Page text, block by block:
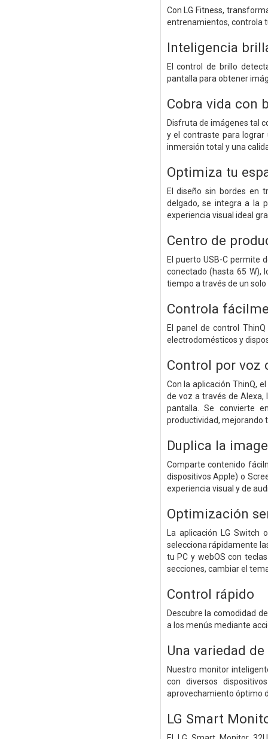
Con LG Fitness,
entrenamientos, controla
Inteligencia
El control de brillo
pantalla para obtener
Cobra vida con
Disfruta de imágenes tal
y el contraste para lograr
inmersión total y una
Optimiza tu
El diseño sin bordes en
delgado, se integra a la
experiencia visual ideal
Centro de
El puerto USB-C permite
conectado (hasta 65 W),
tiempo a través de un solo
Controla
El panel de control
electrodomésticos y
Control por voz
Con la aplicación ThinQ,
de voz a través de
pantalla. Se convierte
productividad, mejorando
Duplica la
Comparte contenido
dispositivos Apple) o
experiencia visual y de
Optimización
La aplicación LG
selecciona rápidamente
tu PC y webOS con
secciones, cambiar el
Control rápido
Descubre la comodidad
a los menús mediante
Una variedad
Nuestro monitor
con diversos
aprovechamiento óptimo
LG Smart